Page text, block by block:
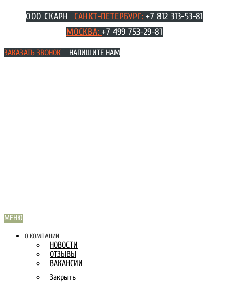
Перейти
ООО СКАРН САНКТ-ПЕТЕРБУРГ:+7 812 313-53-81
МОСКВА:+7 499 753-29-81
ЗАКАЗАТЬ ЗВОНОК НАПИШИТЕ НАМ
МЕНЮ
О КОМПАНИИ
НОВОСТИ
ОТЗЫВЫ
ВАКАНСИИ
Закрыть